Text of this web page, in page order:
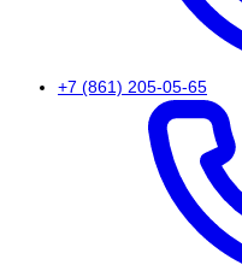
+7 (861) 205-05-65